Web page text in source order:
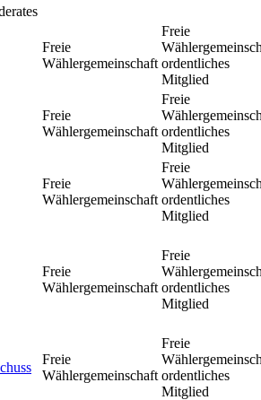
Freie
Wählergemeinschaft
Freie
ordentliches
Mitglied
Freie
Wählergemeinschaft
Freie
ordentliches
Mitglied
Freie
Wählergemeinschaft
Freie
ordentliches
Mitglied
Freie
Wählergemeinschaft
Freie
ordentliches
Mitglied
Freie
Wählergemeinschaft
Freie
ordentliches
Mitglied